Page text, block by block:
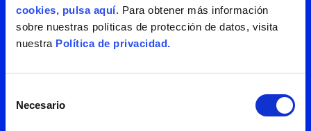
cookies, pulsa aquí. Para obtener más información
sobre nuestras políticas de protección de datos, visita
nuestra Política de privacidad.
Necesario
privacidad